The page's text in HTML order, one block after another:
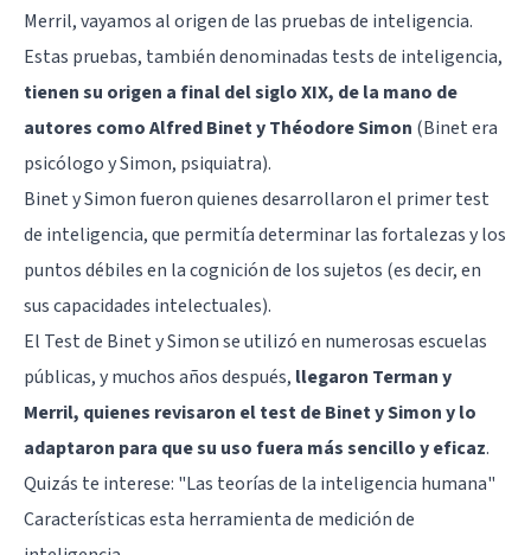
Merril, vayamos al origen de las pruebas de inteligencia.
Estas pruebas, también denominadas tests de inteligencia,
tienen su origen a final del siglo XIX, de la mano de
autores como Alfred Binet y Théodore Simon (Binet era
psicólogo y Simon, psiquiatra).
Binet y Simon fueron quienes desarrollaron el primer test
de inteligencia, que permitía determinar las fortalezas y los
puntos débiles en la cognición de los sujetos (es decir, en
sus capacidades intelectuales).
El Test de Binet y Simon se utilizó en numerosas escuelas
públicas, y muchos años después, llegaron Terman y
Merril, quienes revisaron el test de Binet y Simon y lo
adaptaron para que su uso fuera más sencillo y eficaz.
Quizás te interese: "Las teorías de la inteligencia humana"
Características esta herramienta de medición de